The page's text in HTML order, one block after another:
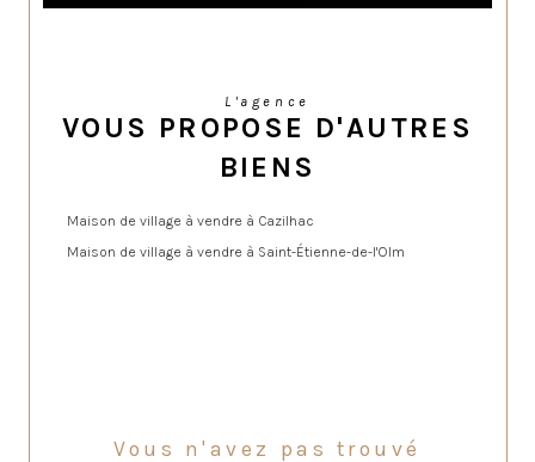
L'agence
VOUS PROPOSE D'AUTRES
BIENS
Maison de village à vendre à Cazilhac
Maison de village à vendre à Saint-Étienne-de-l'Olm
Vous n'avez pas trouvé